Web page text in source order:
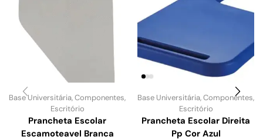
Base Universitária,Componentes,
Escritório
Prancheta Escolar
Escamoteavel Branca
Base Universitária,Componentes,
Escritório
Prancheta Escolar Direita
Pp Cor Azul